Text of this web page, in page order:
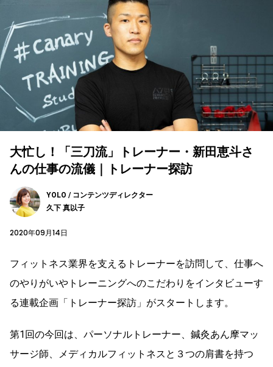
大忙し！「三刀流」トレーナー・新田恵斗さ
んの仕事の流儀｜トレーナー探訪
YOLO / コンテンツディレクター
久下 真以子
2020年09月14日
フィットネス業界を支えるトレーナーを訪問して、仕事へ
のやりがいやトレーニングへのこだわりをインタビューす
る連載企画「トレーナー探訪」がスタートします。
第1回の今回は、パーソナルトレーナー、鍼灸あん摩マッ
サージ師、メディカルフィットネスと３つの肩書を持つ